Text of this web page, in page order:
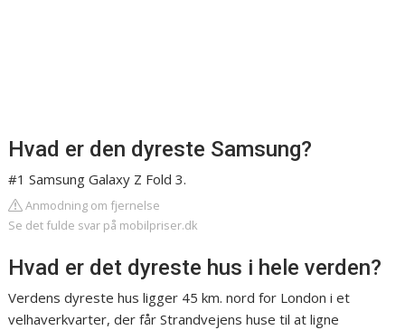
Hvad er den dyreste Samsung?
#1 Samsung Galaxy Z Fold 3.
Anmodning om fjernelse
Se det fulde svar på mobilpriser.dk
Hvad er det dyreste hus i hele verden?
Verdens dyreste hus ligger 45 km. nord for London i et
velhaverkvarter, der får Strandvejens huse til at ligne